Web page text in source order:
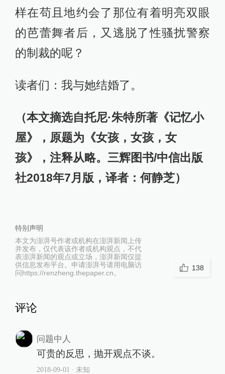
样在苟且地约会了那位有着明亮双眼
的芭蕾舞者后，又逃脱了性骚扰警察
的制裁的呢？
读者们：我与她结婚了。
（本文摘选自托尼·朱特所著《记忆小
屋》，原题为《女孩，女孩，女
孩》，注释从略。三辉图书/中信出版
社2018年7月版，译者：何静芝）
特别声明
本文为澎湃号作者或机构在澎湃新闻上传
并发布，仅代表该作者或机构观点，不代
表澎湃新闻的观点或立场，澎湃新闻仅提
供信息发布平台。申请澎湃号请用电脑访
问https://renzheng.thepaper.cn。
138
评论
问题中人
可贵的反思，抛开观点不谈。
2018-09-01 ∙ 未知